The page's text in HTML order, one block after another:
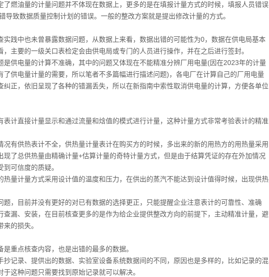
燃油量的计量问题并不体现在数据上，更多的是在填报计量方式的时候，填报人员错误
导致数据质量控制计划的错误。一般的整改方案就是提出修改计量的方式。
践中也未曾暴露数据问题，从数据上来看，数据出错的可能性为0，数据在供电局基本
，主要的一级关口表检定会由供电局或专门的人员进行操作，并在之后进行签封。
供电量的计算不准确，其中的问题又体现在不能精准分辨厂用电量(因在2023年的计量
了供电量计量的需要，所以笔者不多篇幅进行描述问题)，各电厂在计算自己的厂用电量
纠正，依旧呈现了各种的错漏丢失，所以在新指南中索性取消供电量的计算，方便各单位
计直接计量显示和通过流量和焓值的模式进行计量，这种计量方式非常考验表计的精准
有供热表计不全，供热量计量表计在购买方的时候，多出来的新的用热方的用热量采用
现了总供热量由精确计量+估算计量的奇特计量方式，但是由于结算凭证的存在外加情况
可信度的质疑。
量计量方式采用设计值的温度和压力，在供出的蒸汽不能达到设计值得时候，出现供热
，目前并没有更好的对已有数据的选择更正，只能提醒企业注意表计的可靠性、准确
查漏、安装，在目前核查更多的是作为给企业提供整改方向的前提下，主动精准计量，避
的损失。
重点核查内容，也是出错的最多的数据。
记录、提供出的数据、实验室设备系统数据间的不同，原因也是多样的，比如记录的混
这种问题只需要找到原始记录就可以解决。